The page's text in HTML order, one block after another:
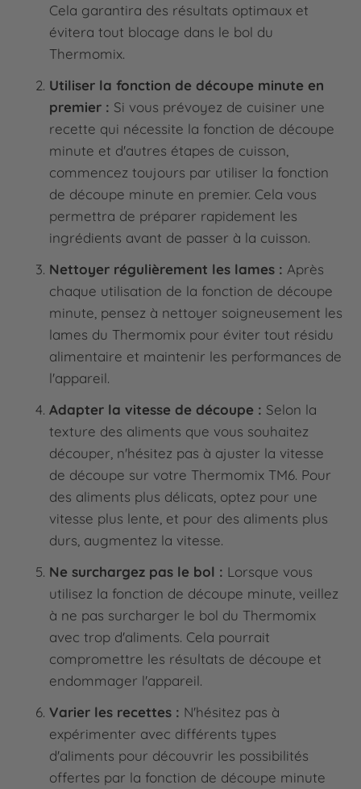
Cela garantira des résultats optimaux et
évitera tout blocage dans le bol du
Thermomix.
Utiliser la fonction de découpe minute en
premier : Si vous prévoyez de cuisiner une
recette qui nécessite la fonction de découpe
minute et d'autres étapes de cuisson,
commencez toujours par utiliser la fonction
de découpe minute en premier. Cela vous
permettra de préparer rapidement les
ingrédients avant de passer à la cuisson.
Nettoyer régulièrement les lames : Après
chaque utilisation de la fonction de découpe
minute, pensez à nettoyer soigneusement les
lames du Thermomix pour éviter tout résidu
alimentaire et maintenir les performances de
l'appareil.
Adapter la vitesse de découpe : Selon la
texture des aliments que vous souhaitez
découper, n'hésitez pas à ajuster la vitesse
de découpe sur votre Thermomix TM6. Pour
des aliments plus délicats, optez pour une
vitesse plus lente, et pour des aliments plus
durs, augmentez la vitesse.
Ne surchargez pas le bol : Lorsque vous
utilisez la fonction de découpe minute, veillez
à ne pas surcharger le bol du Thermomix
avec trop d'aliments. Cela pourrait
compromettre les résultats de découpe et
endommager l'appareil.
Varier les recettes : N'hésitez pas à
expérimenter avec différents types
d'aliments pour découvrir les possibilités
offertes par la fonction de découpe minute